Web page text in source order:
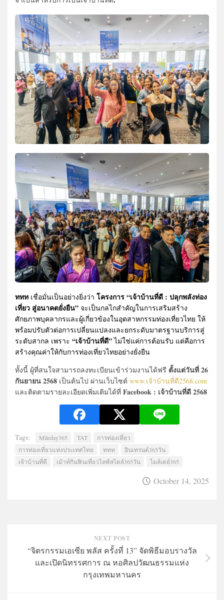
ททท เชื่อมั่นเป็นอย่างยิ่งว่า โครงการ “เจ้าบ้านที่ดี : ปลุกพลังท่อง
เที่ยว สู่อนาคตยั่งยืน” จะเป็นกลไกสำคัญในการเสริมสร้าง
ศักยภาพบุคลากรและผู้เกี่ยวข้องในอุตสาหกรรมท่องเที่ยวไทย ให้
พร้อมปรับตัวต่อการเปลี่ยนแปลงและยกระดับมาตรฐานบริการสู่
ระดับสากล เพราะ “เจ้าบ้านที่ดี”ไม่ใช่แค่การต้อนรับ แต่คือการ
สร้างคุณค่าให้กับการท่องเที่ยวไทยอย่างยั่งยืน
ทั้งนี้ ผู้ที่สนใจสามารถลงทะเบียนเข้าร่วมงานได้ฟรี ตั้งแต่วันที่ 26
กันยายน 2568 เป็นต้นไป ผ่านเว็บไซต์ www.เจ้าบ้านที่ดี2568.com
และติดตามรายละเอียดเพิ่มเติมได้ที่ Facebook : เจ้าบ้านที่ดี 2568
Tags: Mileday365 TAT
การท่องเที่ยว
การท่องเที่ยวแห่งประเทศไทย
ททท
อินเทรนด์365วัน
เจ้าบ้านที่ดี
เม้าท์กินฟินเที่ยวไลฟ์สไตล์365วัน ไมล์เดย์365
October 14, 2025
NEXT POST
“จิตรกรรมเอเซีย พลัส ครั้งที่ 13” จัดพิธีมอบรางวัล
และเปิดนิทรรศการ ณ หอศิลปวัฒนธรรมแห่ง
กรุงเทพมหานคร